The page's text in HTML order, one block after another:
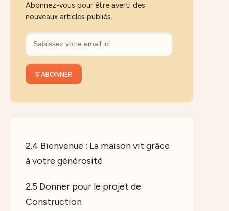
Abonnez-vous pour être averti des
nouveaux articles publiés.
2.4 Bienvenue : La maison vit grâce
à votre générosité
2.5 Donner pour le projet de
Construction